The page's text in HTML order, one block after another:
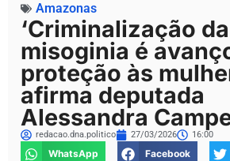
Amazonas
‘Criminalização da
misoginia é
proteção às
afirma deputada
Alessandra
redacao.dna.politico 27/03/2026 16:00
WhatsApp Facebook